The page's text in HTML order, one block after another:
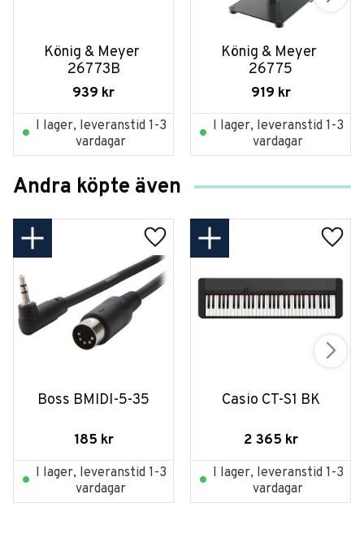
König & Meyer
26773B
939 kr
I lager, leveranstid 1-3
vardagar
König & Meyer
26775
919 kr
I lager, leveranstid 1-3
vardagar
Andra köpte även
Boss BMIDI-5-35
185 kr
I lager, leveranstid 1-3
vardagar
Casio CT-S1 BK
2 365 kr
I lager, leveranstid 1-3
vardagar